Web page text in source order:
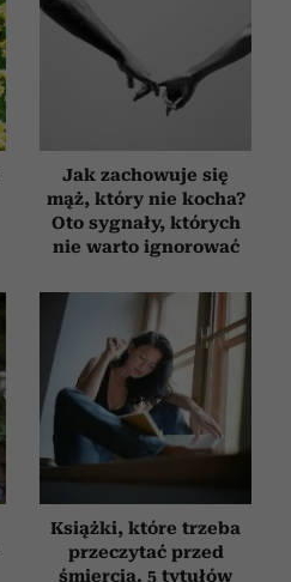
Jak zachowuje się
mąż, który nie kocha?
Oto sygnały, których
nie warto ignorować
Książki, które trzeba
przeczytać przed
śmiercią. 5 tytułów